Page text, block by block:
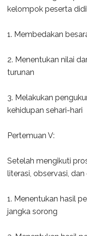
kelompok peserta
1. Membedakan
2. Menentukan nilai
turunan
3. Melakukan
kehidupan sehari-hari
Pertemuan V:
Setelah mengikuti
literasi, observasi,
1. Menentukan hasil
jangka sorong